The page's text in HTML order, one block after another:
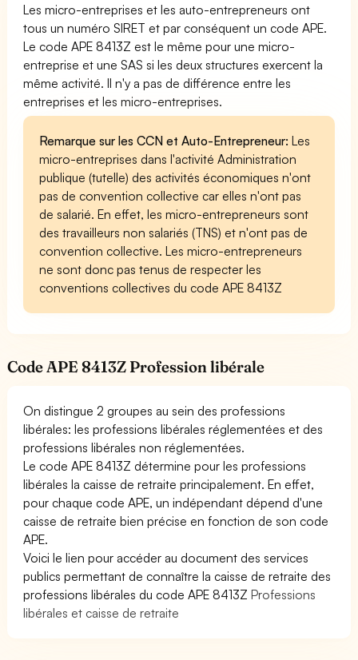
Les micro-entreprises et les auto-entrepreneurs ont
tous un numéro SIRET et par conséquent un code APE.
Le code APE 8413Z est le même pour une micro-
entreprise et une SAS si les deux structures exercent la
même activité. Il n'y a pas de différence entre les
entreprises et les micro-entreprises.
Remarque sur les CCN et Auto-Entrepreneur: Les
micro-entreprises dans l'activité Administration
publique (tutelle) des activités économiques n'ont
pas de convention collective car elles n'ont pas
de salarié. En effet, les micro-entrepreneurs sont
des travailleurs non salariés (TNS) et n'ont pas de
convention collective. Les micro-entrepreneurs
ne sont donc pas tenus de respecter les
conventions collectives du code APE 8413Z
Code APE 8413Z Profession libérale
On distingue 2 groupes au sein des professions
libérales: les professions libérales réglementées et des
professions libérales non réglementées.
Le code APE 8413Z détermine pour les professions
libérales la caisse de retraite principalement. En effet,
pour chaque code APE, un indépendant dépend d'une
caisse de retraite bien précise en fonction de son code
APE.
Voici le lien pour accéder au document des services
publics permettant de connaître la caisse de retraite des
professions libérales du code APE 8413ZProfessions
libérales et caisse de retraite